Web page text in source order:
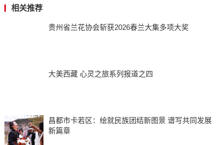
相关推荐
贵州省兰花协会斩获2026春兰大集多项大奖
大美西藏 心灵之旅系列报道之四
昌都市卡若区：绘就民族团结新图景 谱写共同发展
新篇章